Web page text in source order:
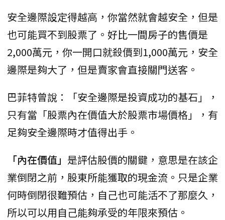
安全邊際設定得越高，你當然就會越安全，但是
也可能買不到股票了。好比一間房子的售價是
2,000萬元，你一開口就殺價到1,000萬元，安全
邊際是夠大了，但是賣家會直接關門送客。
巴菲特曾說：「安全邊際是投資成功的基石」，
只有當「股票內在價值大於股票市場價格」，有
足夠安全邊際時才值得出手。
「內在價值」 是評估股價的關鍵，意思是在該企
業倒閉之前，股東所能獲取的現金流。只是企業
何時倒閉很難預估，自己也可能活不了那麼久，
所以可以用自己能夠承受的年限來預估。